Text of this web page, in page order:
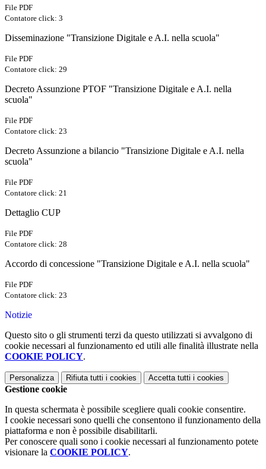
File PDF
Contatore click: 3
Disseminazione "Transizione Digitale e A.I. nella scuola"
File PDF
Contatore click: 29
Decreto Assunzione PTOF "Transizione Digitale e A.I. nella
scuola"
File PDF
Contatore click: 23
Decreto Assunzione a bilancio "Transizione Digitale e A.I. nella
scuola"
File PDF
Contatore click: 21
Dettaglio CUP
File PDF
Contatore click: 28
Accordo di concessione "Transizione Digitale e A.I. nella scuola"
File PDF
Contatore click: 23
Notizie
Questo sito o gli strumenti terzi da questo utilizzati si avvalgono di
cookie necessari al funzionamento ed utili alle finalità illustrate nella
COOKIE POLICY.
Personalizza Rifiuta tutti i cookies Accetta tutti i cookies
Gestione cookie
In questa schermata è possibile scegliere quali cookie consentire.
I cookie necessari sono quelli che consentono il funzionamento della
piattaforma e non è possibile disabilitarli.
Per conoscere quali sono i cookie necessari al funzionamento potete
visionare la COOKIE POLICY.